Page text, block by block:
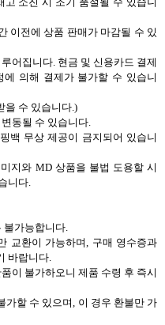
이전에 상품 판매가 마감될 수 있
어집니다. 현금 및 신용카드 결제
에 의해 결제가 불가할 수 있습니
을 수 있습니다.)
동될 수 있습니다.
백 무상 제공이 금지되어 있습니
지와 MD 상품을 불법 도용할 시
니다.
불가능합니다.
교환이 가능하며, 구매 영수증과
바랍니다.
이 불가하오니 제품 수령 후 즉시
가할 수 있으며, 이 경우 환불만 가